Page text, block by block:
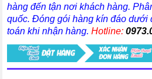
hàng đến tận nơi khách hàng.
quốc. Đóng gói hàng kín đáo dưới
toán khi nhận hàng.Hotline: